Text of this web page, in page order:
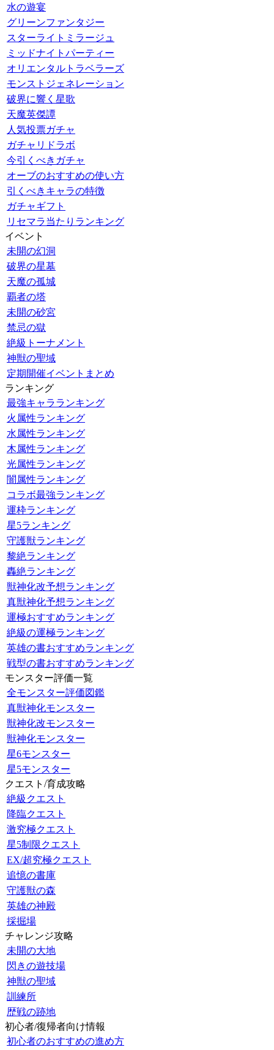
水の遊宴
グリーンファンタジー
スターライトミラージュ
ミッドナイトパーティー
オリエンタルトラベラーズ
モンストジェネレーション
破界に響く星歌
天魔英傑譚
人気投票ガチャ
ガチャリドラボ
今引くべきガチャ
オーブのおすすめの使い方
引くべきキャラの特徴
ガチャギフト
リセマラ当たりランキング
イベント
未開の幻洞
破界の星墓
天魔の孤城
覇者の塔
未開の砂宮
禁忌の獄
絶級トーナメント
神獣の聖域
定期開催イベントまとめ
ランキング
最強キャラランキング
火属性ランキング
水属性ランキング
木属性ランキング
光属性ランキング
闇属性ランキング
コラボ最強ランキング
運枠ランキング
星5ランキング
守護獣ランキング
黎絶ランキング
轟絶ランキング
獣神化改予想ランキング
真獣神化予想ランキング
運極おすすめランキング
絶級の運極ランキング
英雄の書おすすめランキング
戦型の書おすすめランキング
モンスター評価一覧
全モンスター評価図鑑
真獣神化モンスター
獣神化改モンスター
獣神化モンスター
星6モンスター
星5モンスター
クエスト/育成攻略
絶級クエスト
降臨クエスト
激究極クエスト
星5制限クエスト
EX/超究極クエスト
追憶の書庫
守護獣の森
英雄の神殿
採掘場
チャレンジ攻略
未開の大地
閃きの遊技場
神獣の聖域
訓練所
歴戦の跡地
初心者/復帰者向け情報
初心者のおすすめの進め方